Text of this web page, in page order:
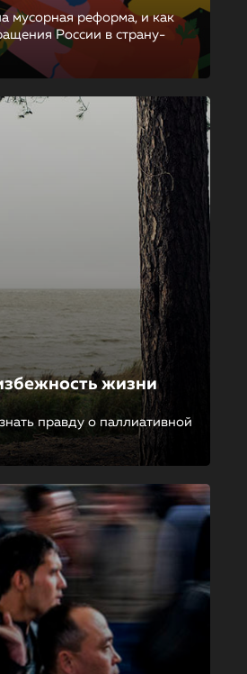
мусорная реформа, и как
России в страну-
жизни
правду о паллиативной